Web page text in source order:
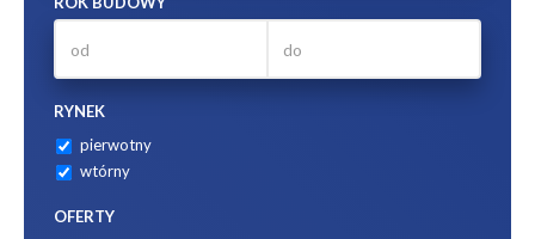
RYNEK
pierwotny
wtórny
OFERTY